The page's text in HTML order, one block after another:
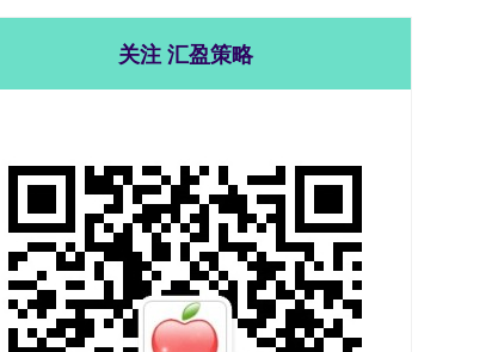
关注 汇盈策略